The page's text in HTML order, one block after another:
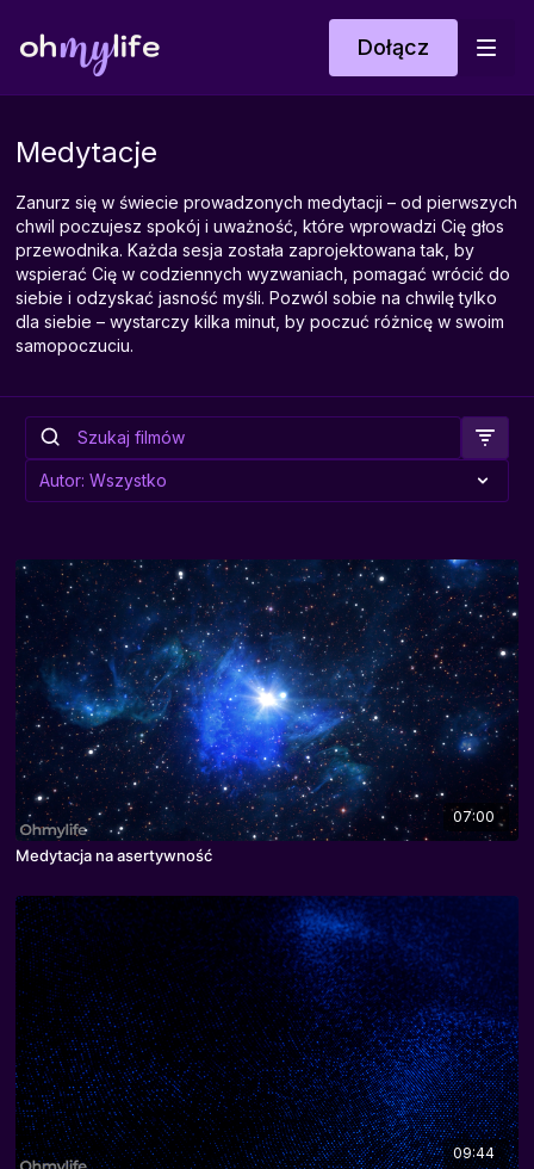
Dołącz
Medytacje
Zanurz się w świecie prowadzonych medytacji – od pierwszych
chwil poczujesz spokój i uważność, które wprowadzi Cię głos
przewodnika. Każda sesja została zaprojektowana tak, by
wspierać Cię w codziennych wyzwaniach, pomagać wrócić do
siebie i odzyskać jasność myśli. Pozwól sobie na chwilę tylko
dla siebie – wystarczy kilka minut, by poczuć różnicę w swoim
samopoczuciu.
07:00
Medytacja na asertywność
09:44